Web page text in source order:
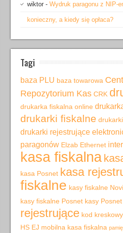
wiktor -Wydruk paragonu z NIP-
konieczny, a kiedy się opłaca?
Tagi
baza PLU baza towarowa
Repozytorium Kas CRK
drukarka fiskalna online
drukarki fiskalne
drukarki rejestrujące
paragonów Elzab Ethernet
kasa fiskalna
kasa Posnet kasa
fiskalne kasy fiskalne
kasy fiskalne Posnet kasy Posnet
rejestrujące kod kreskowy
HS EJ mobilna kasa fiskalna